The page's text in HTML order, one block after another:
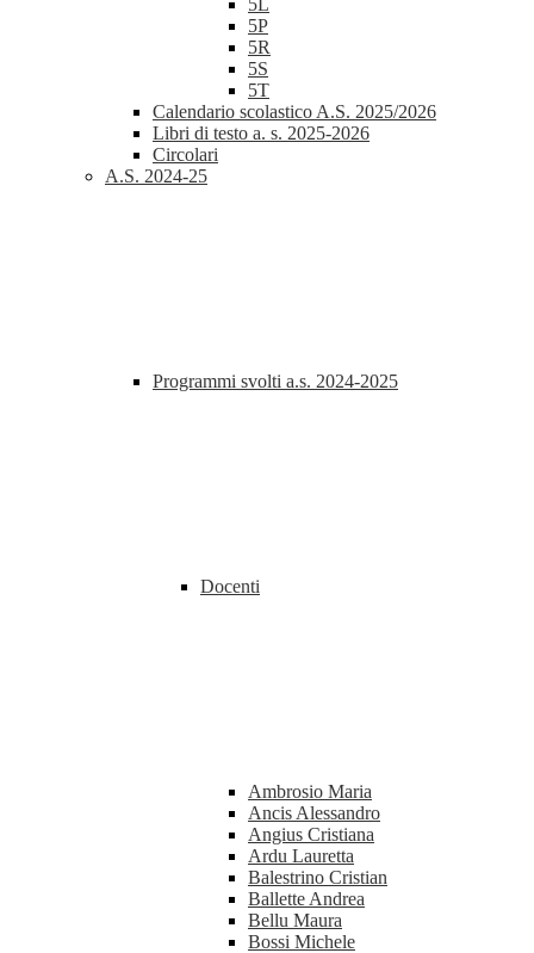
5L
5P
5R
5S
5T
Calendario scolastico A.S. 2025/2026
Libri di testo a. s. 2025-2026
Circolari
A.S. 2024-25
Programmi svolti a.s. 2024-2025
Docenti
Ambrosio Maria
Ancis Alessandro
Angius Cristiana
Ardu Lauretta
Balestrino Cristian
Ballette Andrea
Bellu Maura
Bossi Michele